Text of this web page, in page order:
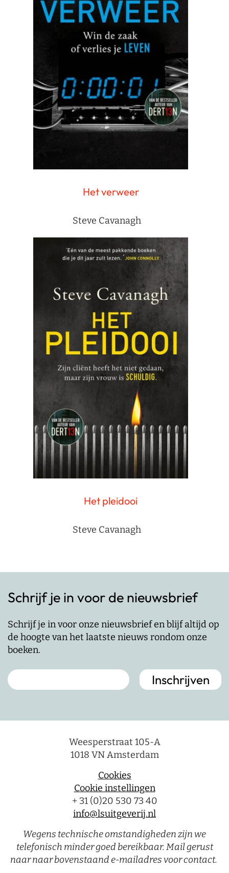
Het verweer
Steve Cavanagh
Het pleidooi
Steve Cavanagh
Schrijf je in voor de nieuwsbrief
Schrijf je in voor onze nieuwsbrief en blijf altijd op
de hoogte van het laatste nieuws rondom onze
boeken.
Weesperstraat 105-A
1018 VN Amsterdam
Cookies
Cookie instellingen
+ 31 (0)20 530 73 40
info@lsuitgeverij.nl
Wegens technische omstandigheden zijn we
telefonisch minder goed bereikbaar. Mail gerust
naar naar bovenstaand e-mailadres voor contact.